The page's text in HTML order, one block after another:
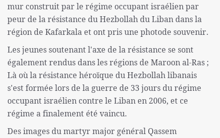
mur construit par le régime occupant israélien par
peur de la résistance du Hezbollah du Liban dans la
région de Kafarkala et ont pris une photode souvenir.
Les jeunes soutenant l'axe de la résistance se sont
également rendus dans les régions de Maroon al-Ras ;
Là où la résistance héroïque du Hezbollah libanais
s'est formée lors de la guerre de 33 jours du régime
occupant israélien contre le Liban en 2006, et ce
régime a finalement été vaincu.
Des images du martyr major général Qassem